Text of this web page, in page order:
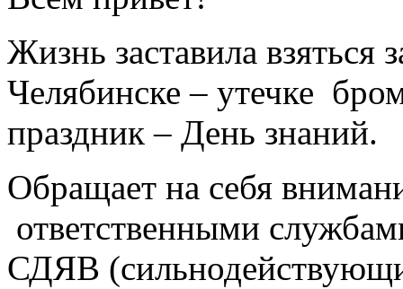
Жизнь заставила
Челябинске – утечке
праздник – День знаний.
Обращает на себя
ответственными
СДЯВ